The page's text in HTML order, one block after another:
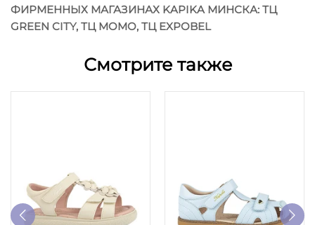
ФИРМЕННЫХ МАГАЗИНАХ KAPIKA МИНСКА: ТЦ
GREEN CITY, ТЦ MOMO, ТЦ EXPOBEL
Смотрите также